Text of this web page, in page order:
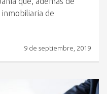
de
9 de septiembre, 2019